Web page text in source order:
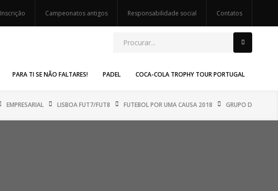
Inscrição Campeonatos antigos Responsabilidade social Contatos
PARA TI SE NÃO FALTARES! PADEL COCA-COLA TROPHY TOUR PORTUGAL
EMPRESARIAL LISBOA FUT7/FUT8 FUTEBOL POR UMA CAUSA 2018 GRUPO D